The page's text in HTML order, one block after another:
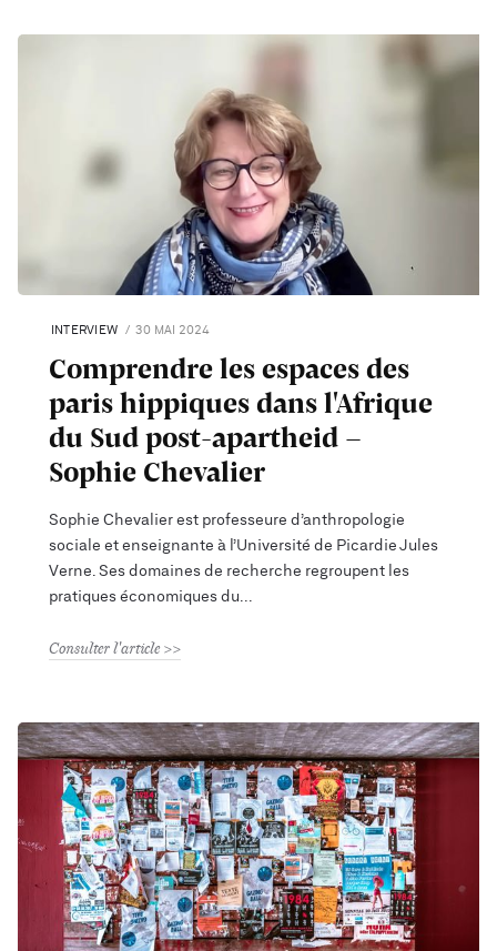
INTERVIEW 30 MAI 2024
Comprendre les espaces des
paris hippiques dans l'Afrique
du Sud post-apartheid -
Sophie Chevalier
Sophie Chevalier est professeure d’anthropologie
sociale et enseignante à l’Université de Picardie Jules
Verne. Ses domaines de recherche regroupent les
pratiques économiques du
Consulter l'article